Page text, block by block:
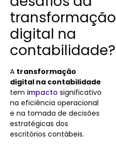
transformação
digital na
contabilidade?
A transformação
digital na contabilidade
tem impacto significativo
na eficiência operacional
e na tomada de decisões
estratégicas dos
escritórios contábeis.